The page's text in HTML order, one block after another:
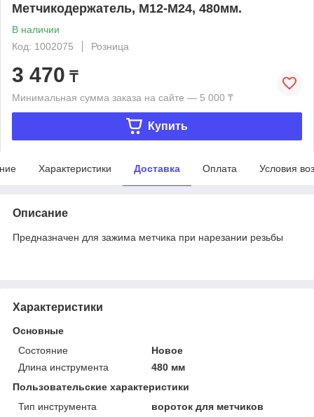
Метчикодержатель, М12-М24, 480мм.
В наличии
Код: 1002075
Розница
3 470 ₸
Минимальная сумма заказа на сайте — 5 000 ₸
Купить
Характеристики Доставка Оплата Условия
Описание
Предназначен для зажима метчика при нарезании резьбы
Характеристики
Основные
Состояние
Новое
Длина инструмента
480 мм
Пользовательские характеристики
Тип инструмента
вороток для метчиков